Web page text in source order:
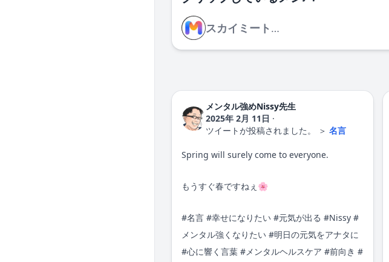
スカイミート（事務局）
メンタル強めNissy先生
2025年 2月 11日 ·
ツイートが投稿されました。
＞ 名言
Spring will surely come to everyone.
もうすぐ春ですねぇ🌸
#名言 #幸せになりたい #元気が出る #Nissy #
メンタル強くなりたい #明日の元気をアナタに
#心に響く言葉 #メンタルヘルスケア #前向き #